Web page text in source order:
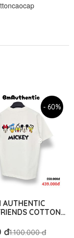
- 60%
AUTHENTIC
COTTON
đ1.100.000 đ